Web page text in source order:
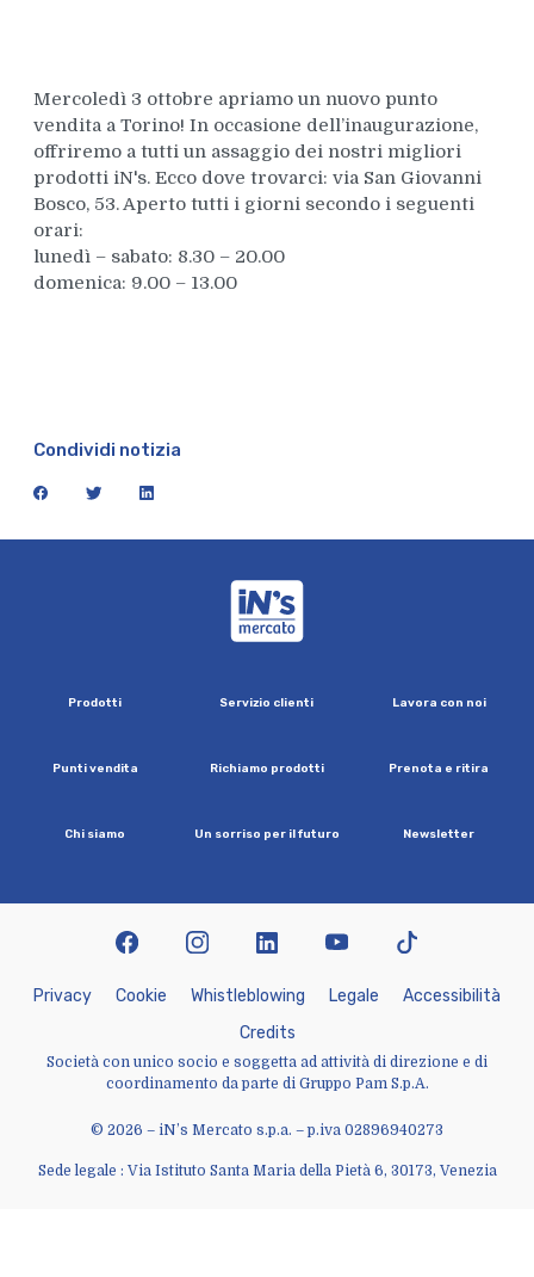
Mercoledì 3 ottobre apriamo un nuovo punto
vendita a Torino! In occasione dell’inaugurazione,
offriremo a tutti un assaggio dei nostri migliori
prodotti iN's. Ecco dove trovarci: via San Giovanni
Bosco, 53. Aperto tutti i giorni secondo i seguenti
orari:
lunedì – sabato: 8.30 – 20.00
domenica: 9.00 – 13.00
Condividi notizia
facebook twitter linkedin
Prodotti Servizio clienti Lavora con noi
Puntivendita Richiamo prodotti Prenota e ritira
Chi siamo Un sorriso per ilfuturo Newsletter
© 2026 – iN’s Mercato s.p.a. – p.iva 02896940273
Sede legale : Via Istituto Santa Maria della Pietà 6, 30173, Venezia
Privacy Cookie Whist eb owing Lega e Accessibi ità
Credits
Società con unico socio e soggetta ad attività di direzione e di
coordinamento da parte di Gruppo Pam S.p.A.
facebookinstagramlinkedin youtubetiktok